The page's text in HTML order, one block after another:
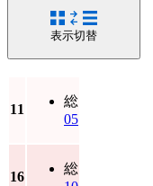
表示切替
11
総
05
16
総